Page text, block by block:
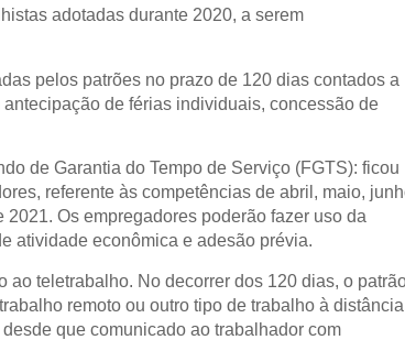
adotadas durante 2020, a serem
pelos patrões no prazo de 120 dias contados a
de férias individuais, concessão de
de Garantia do Tempo de Serviço (FGTS): ficou
referente às competências de abril, maio,
Os empregadores poderão fazer uso da
atividade econômica e adesão prévia.
teletrabalho. No decorrer dos 120 dias, o
remoto ou outro tipo de trabalho à
que comunicado ao trabalhador com